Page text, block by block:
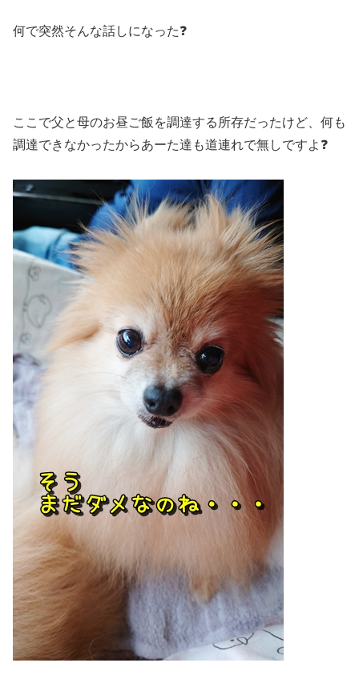
何で突然そんな話しになった❓
ここで父と母のお昼ご飯を調達する所存だったけど、何も
調達できなかったからあーた達も道連れで無しですよ❓